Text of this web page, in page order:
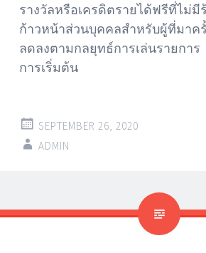
รางวัลหรือเครดิตรายได้ฟรีที่ไม่
ก้าวหน้าส่วนบุคคลสำหรับผู้ที่มาค
ลดลงตามกลยุทธ์การเล่นรายก
การเริ่มต้น
SEPTEMBER 26, 2020
ADMIN